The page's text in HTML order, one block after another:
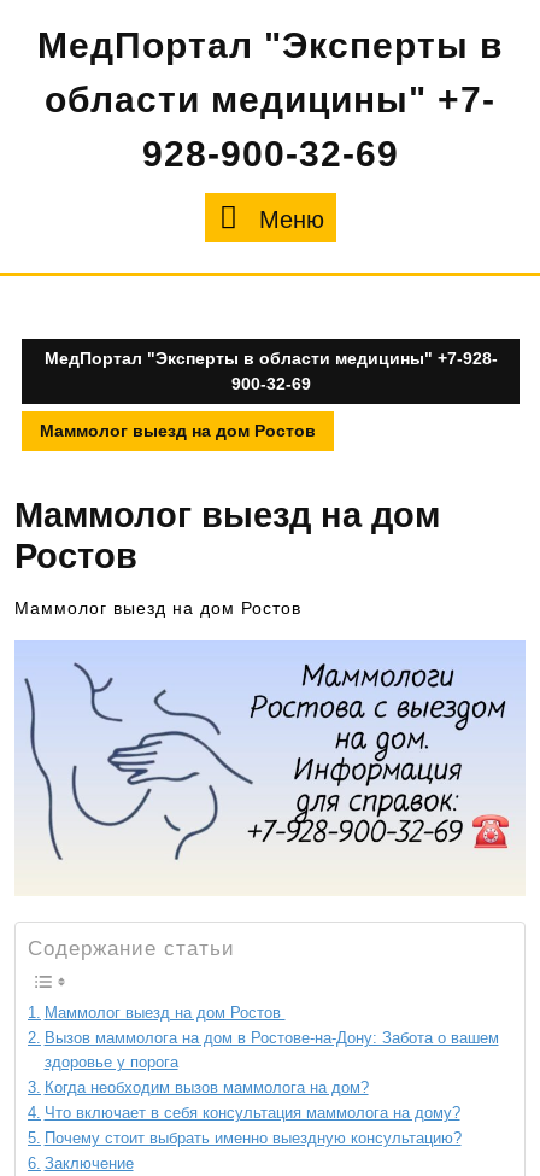
содержимому
МедПортал "Эксперты в
области медицины" +7-
928-900-32-69
Меню
МедПортал "Эксперты в области медицины" +7-928-
900-32-69
Маммолог выезд на дом Ростов
Маммолог выезд на дом
Ростов
Маммолог выезд на дом Ростов
Содержание статьи
Маммолог выезд на дом Ростов
Вызов маммолога на дом в Ростове-на-Дону: Забота о вашем
здоровье у порога
Когда необходим вызов маммолога на дом?
Что включает в себя консультация маммолога на дому?
Почему стоит выбрать именно выездную консультацию?
Заключение